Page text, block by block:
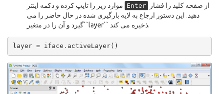
Enter
دهید. این دستور ارجاع به لایه بارگیری شده در حال حاضر را می
گیرد و آن را در متغیر``layer`` ذخیره می کند.
layer = iface . activeLayer()